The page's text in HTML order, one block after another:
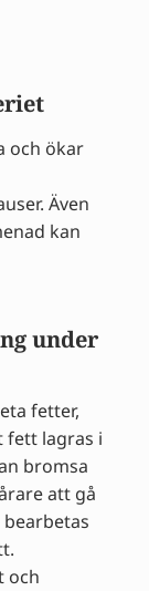
och ökar
Även
kan
under
fetter,
fett lagras i
bromsa
att gå
och